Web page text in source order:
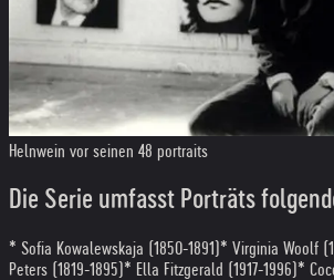
Helnwein vor seinen 48 portraits
Die Serie umfasst Porträts
* Sofia Kowalewskaja (1850-1891) * Virginia Woolf
Peters (1819-1895) * Ella Fitzgerald (1917-1996) *